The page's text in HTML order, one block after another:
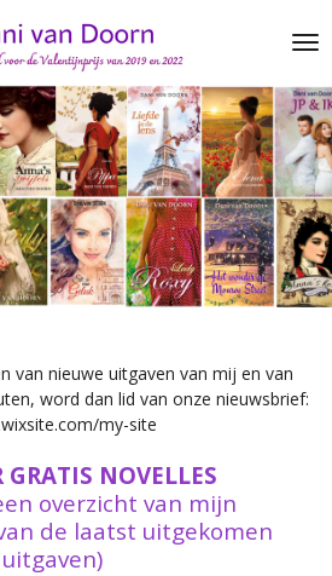
van nieuwe uitgaven van mij en van
word dan lid van onze nieuwsbrief:
my-site
NOVELLES
overzicht van mijn
de laatst uitgekomen